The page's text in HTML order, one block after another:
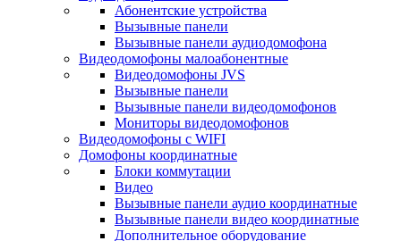
Абонентские устройства
Вызывные панели
Вызывные панели аудиодомофона
Видеодомофоны малоабонентные
Видеодомофоны JVS
Вызывные панели
Вызывные панели видеодомофонов
Мониторы видеодомофонов
Видеодомофоны с WIFI
Домофоны координатные
Блоки коммутации
Видео
Вызывные панели аудио координатные
Вызывные панели видео координатные
Дополнительное оборудование